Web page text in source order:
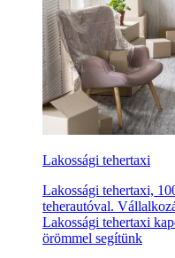
Lakossági tehertaxi
Lakossági tehertaxi,
teherautóval.
Lakossági tehertaxi
örömmel segítünk